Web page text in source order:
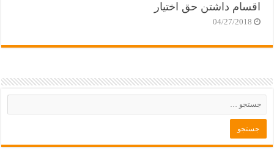
اقسام داشتن حق اختیار
04/27/2018